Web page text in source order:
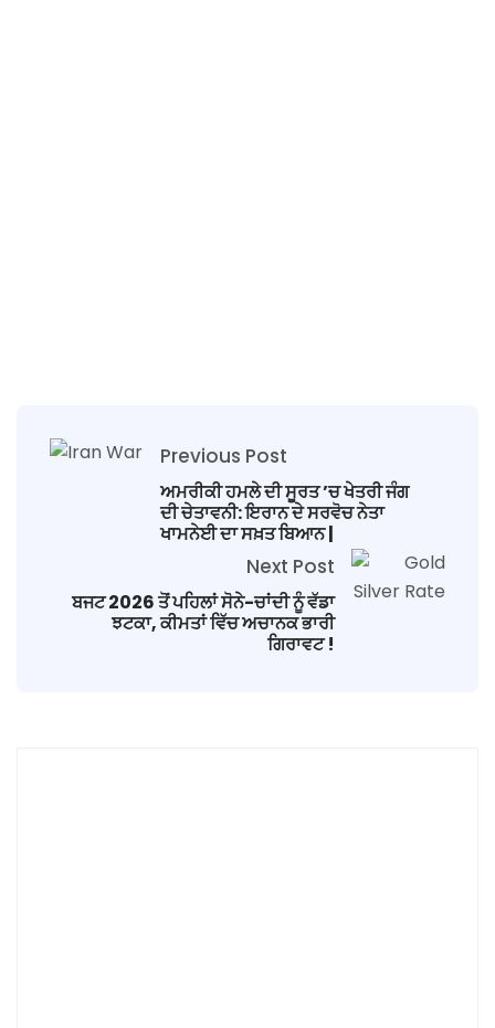
Previous Post
ਅਮਰੀਕੀ ਹਮਲੇ ਦੀ ਸੂਰਤ ’ਚ ਖੇਤਰੀ ਜੰਗ
ਦੀ ਚੇਤਾਵਨੀ: ਇਰਾਨ ਦੇ ਸਰਵੋਚ ਨੇਤਾ
ਖਾਮਨੇਈ ਦਾ ਸਖ਼ਤ ਬਿਆਨ |
Next Post
ਬਜਟ 2026 ਤੋਂ ਪਹਿਲਾਂ ਸੋਨੇ-ਚਾਂਦੀ ਨੂੰ ਵੱਡਾ
ਝਟਕਾ, ਕੀਮਤਾਂ ਵਿੱਚ ਅਚਾਨਕ ਭਾਰੀ
ਗਿਰਾਵਟ !